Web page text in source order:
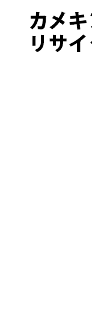
非鉄金属 OA機器 ス